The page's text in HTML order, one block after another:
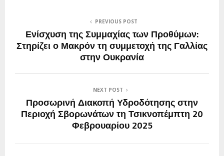
PREVIOUS POST
Ενίσχυση της Συμμαχίας των Προθύμων:
Στηρίζει ο Μακρόν τη συμμετοχή της Γαλλίας
στην Ουκρανία
NEXT POST
Προσωρινή Διακοπή Υδροδότησης στην
Περιοχή Σβορωνάτων τη Τσικνοπέμπτη 20
Φεβρουαρίου 2025